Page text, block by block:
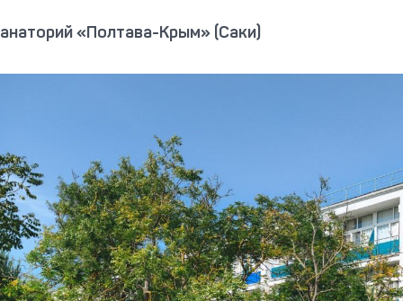
«Полтава-Крым» (Саки)